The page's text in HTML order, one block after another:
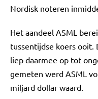
Nordisk noteren
Het aandeel ASML
tussentijdse koers ooit.
liep daarmee op tot
gemeten werd ASML
miljard dollar waard.